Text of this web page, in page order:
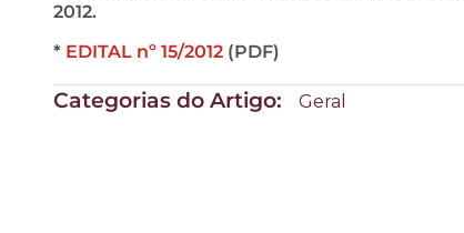
2012.
* EDITAL nº 15/2012 (PDF)
Categorias do Artigo: Geral